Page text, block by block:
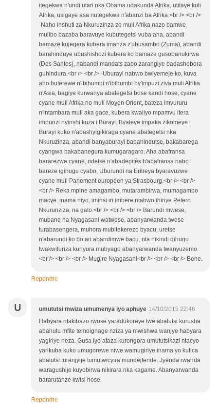
itegekwa n'undi utari nka Obama udakunda Afrika, utitaye kuli
Afrika, usigaye asa nutegekwa n'abanzi ba Afrika.<br /> <br />
-Naho inshuti za Nkuruzinza zo muli Afrika nazo bamwe
mulibo bazaba baravuye kubutegetsi vuba aha, abandi
bamaze kujegera kubera imanza z'ubusambo (Zuma), abandi
barahinduye ubushishozi kubera ko bamaze gusobanukirwa
(Dos Santos), nabandi mandats zabo zarangiye badashobora
guhindura.<br /> <br /> -Uburayi nabwo bwiyemeje ko, kuva
aho buterewe n'ibihumbi n'ibihumbi by'impuzi ziva muli Afrika
n'Asia, bagiye kurwanya abategetsi bose kandi hose, cyane
cyane muli Afrika no muli Moyen Orient, bateza imvururu
n'intambara muli aka gace, kubera kwaliyo mpamvu itera
impunzi nyinshi kuza i Burayi. Byateye impaka zikomeye i
Burayi kuko n'abashyigikiraga cyane abategetsi nka
Nkuruzinza, abandi banyaburayi babahindutse, bakabarega
cyangwa bakabanegura kumugaragaro. Aha abafransa
bararezwe cyane, ndetse n'abadepités b'abafransa nabo
bareze igihugu cyabo, Uburundi na Eritreya byaravuzwe
cyane muli Parlement européen ya Strasbourg.<br /> <br />
<br /> Reka mpine amagambo, mutarambirwa, mumagambo
macye, inama niyo, iminsi iri imbere ntabwo ihiriye Petero
Nkurunziza, na gato.<br /> <br /> <br /> Barundi mwese,
mubane na Nyagasani watwese, abanyarwanda twese
turabasengera, muhora mubitekerezo byacu, uretse
n'abarundi ko bo ari abandimwe bacu, nta nikindi gihugu
twakwifuriza kunyura mubyago abanyarwanda twanyuzemo.
<br /> <br /> <br /> Mugire Nyagasani<br /> <br /> <br /> Bene.
Répondre
U umututsi mwiza umumenya iyo aphuye 14/10/2015 22:46
Habyara ntakibazo rwose yaradukoreye twe abatutsi kurusha
abahutu mfite temoignage nziza ya mwishwa wanjye habyara
yagiriye neza. Gusa iyo ataza kurongora umututsikazi ntacyo
yarikuba kuko umugorewe niwe wamugiriye inama yo kutica
abatutsi turanjyije tumutwicyira mundejtende. Jyenda rwanda
waragushije kuyobirwa nikirara nka kagame. Abanyarwanda
bararutanze kwisi hose.
Répondre